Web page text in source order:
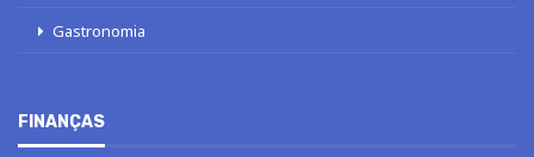
Gastronomia
FINANÇAS